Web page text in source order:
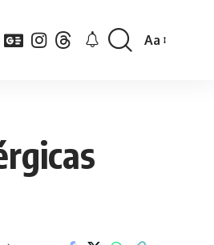
Font
Aa